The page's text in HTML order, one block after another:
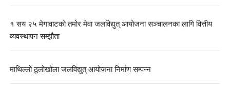
१ सय २५ मेगावाटको तमोर मेवा जलविद्युत् आयोजना सञ्चालनका लागि वित्तीय
व्यवस्थापन सम्झौता
माथिल्लो ठूलोखोला जलविद्युत् आयोजना निर्माण सम्पन्न